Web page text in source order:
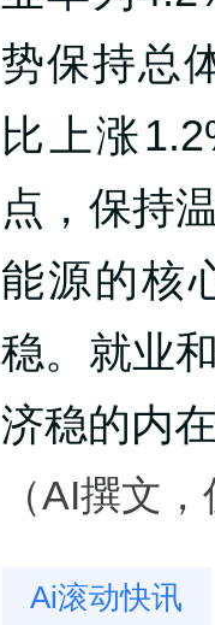
势保持总
比上涨
点，保持
能源的核
稳。就业
济稳的内
（AI撰文
Ai滚动快讯